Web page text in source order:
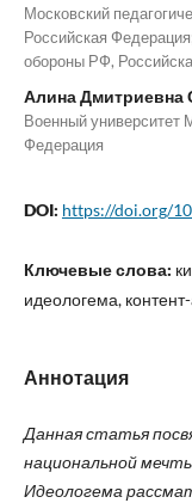
Московский
Российская
обороны РФ,
Алина Дмитриевна
Военный университет
Федерация
DOI: https://doi.org/
Ключевые слова:
идеологема,
Аннотация
Данная статья
национальной
Идеологема